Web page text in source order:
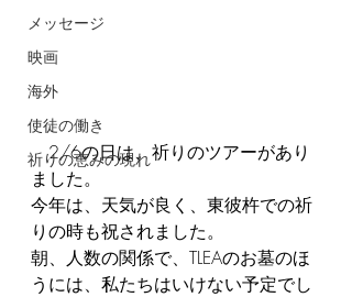
メッセージ
映画
海外
使徒の働き
祈りの恵みの現れ
2/6の日は、祈りのツアーがあり
ました。
今年は、天気が良く、東彼杵での祈
りの時も祝されました。
朝、人数の関係で、TLEAのお墓のほ
うには、私たちはいけない予定でし